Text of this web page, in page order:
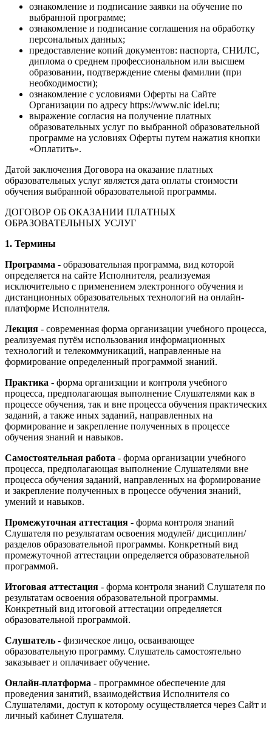
ознакомление и подписание заявки на обучение по
выбранной программе;
ознакомление и подписание соглашения на обработку
персональных данных;
предоставление копий документов: паспорта, СНИЛС,
диплома о среднем профессиональном или высшем
образовании, подтверждение смены фамилии (при
необходимости);
ознакомление с условиями Оферты на Сайте
Организации по адресу https://www.nic idei.ru;
выражение согласия на получение платных
образовательных услуг по выбранной образовательной
программе на условиях Оферты путем нажатия кнопки
«Оплатить».
Датой заключения Договора на оказание платных
образовательных услуг является дата оплаты стоимости
обучения выбранной образовательной программы.
ДОГОВОР ОБ ОКАЗАНИИ ПЛАТНЫХ
ОБРАЗОВАТЕЛЬНЫХ УСЛУГ
1. Термины
Программа - образовательная программа, вид которой
определяется на сайте Исполнителя, реализуемая
исключительно с применением электронного обучения и
дистанционных образовательных технологий на онлайн-
платформе Исполнителя.
Лекция - современная форма организации учебного процесса,
реализуемая путём использования информационных
технологий и телекоммуникаций, направленные на
формирование определенный программой знаний.
Практика - форма организации и контроля учебного
процесса, предполагающая выполнение Слушателями как в
процессе обучения, так и вне процесса обучения практических
заданий, а также иных заданий, направленных на
формирование и закрепление полученных в процессе
обучения знаний и навыков.
Самостоятельная работа - форма организации учебного
процесса, предполагающая выполнение Слушателями вне
процесса обучения заданий, направленных на формирование
и закрепление полученных в процессе обучения знаний,
умений и навыков.
Промежуточная аттестация - форма контроля знаний
Слушателя по результатам освоения модулей/ дисциплин/
разделов образовательной программы. Конкретный вид
промежуточной аттестации определяется образовательной
программой.
Итоговая аттестация - форма контроля знаний Слушателя по
результатам освоения образовательной программы.
Конкретный вид итоговой аттестации определяется
образовательной программой.
Слушатель - физическое лицо, осваивающее
образовательную программу. Слушатель самостоятельно
заказывает и оплачивает обучение.
Онлайн-платформа - программное обеспечение для
проведения занятий, взаимодействия Исполнителя со
Слушателями, доступ к которому осуществляется через Сайт и
личный кабинет Слушателя.